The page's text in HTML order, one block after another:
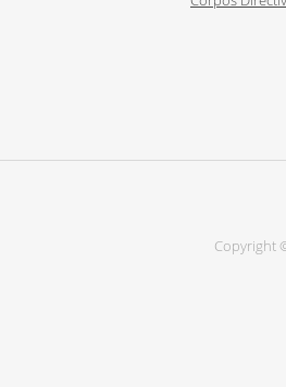
Copyright